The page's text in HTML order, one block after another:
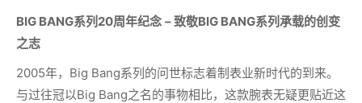
BIG BANG系列 20周年纪念 –致敬BIG BANG系列承载的创变
之志
2005年，Big Bang系列的问世标志着制表业新时代的到来。
与过往冠以Big Bang之名的事物相比，这款腕表无疑更贴近这